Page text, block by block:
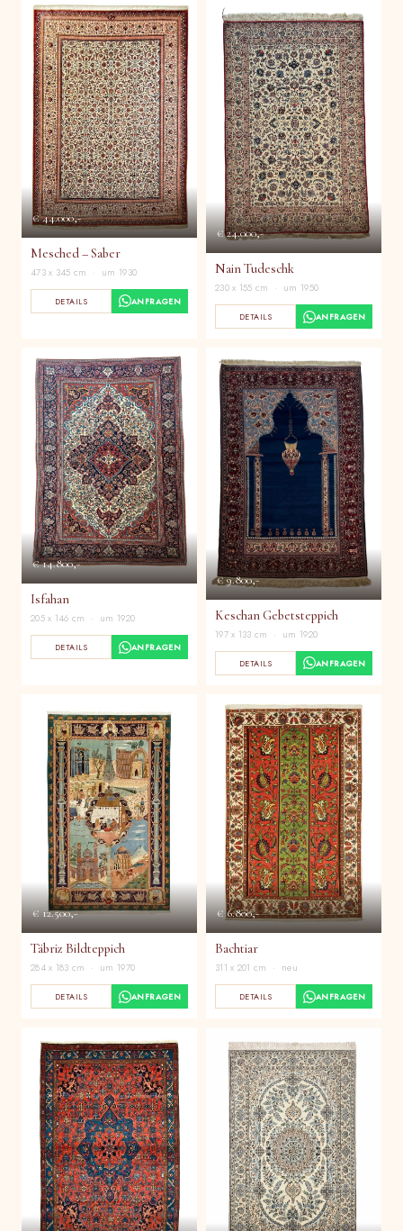
€ 44.000,-
Mesched – Saber
473 x 345 cm · um 1930
DETAILS ANFRAGEN
€ 24.000,-
Nain Tudeschk
230 x 155 cm · um 1950
DETAILS ANFRAGEN
€ 14.800,-
Isfahan
205 x 146 cm · um 1920
DETAILS ANFRAGEN
€ 9.800,-
Keschan Gebetsteppich
197 x 133 cm · um 1920
DETAILS ANFRAGEN
€ 12.500,-
Täbriz Bildteppich
284 x 183 cm · um 1970
DETAILS ANFRAGEN
€ 6.800,-
Bachtiar
311 x 201 cm · neu
DETAILS ANFRAGEN